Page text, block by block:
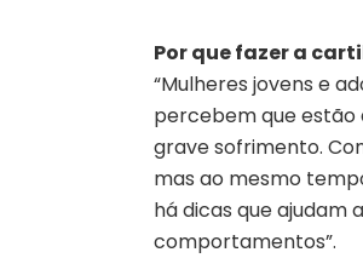
Por que fazer a
“Mulheres jovens e
percebem que estão
grave sofrimento.
mas ao mesmo
há dicas que ajudam
comportamentos”.